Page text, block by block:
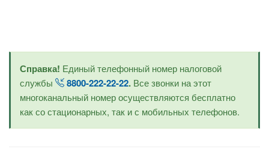
Справка! Единый телефонный номер налоговой
службы
8800-222-22-22. Все звонки на этот
многоканальный номер осуществляются бесплатно
как со стационарных, так и с мобильных телефонов.